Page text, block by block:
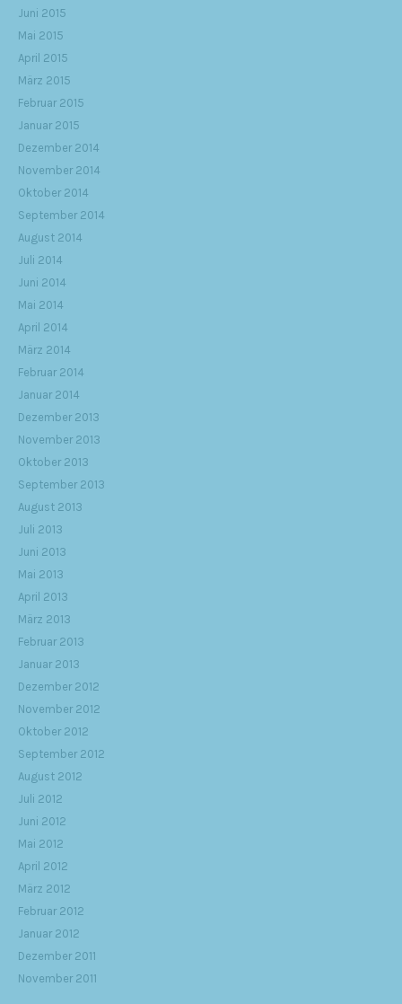
Juni 2015
Mai 2015
April 2015
März 2015
Februar 2015
Januar 2015
Dezember 2014
November 2014
Oktober 2014
September 2014
August 2014
Juli 2014
Juni 2014
Mai 2014
April 2014
März 2014
Februar 2014
Januar 2014
Dezember 2013
November 2013
Oktober 2013
September 2013
August 2013
Juli 2013
Juni 2013
Mai 2013
April 2013
März 2013
Februar 2013
Januar 2013
Dezember 2012
November 2012
Oktober 2012
September 2012
August 2012
Juli 2012
Juni 2012
Mai 2012
April 2012
März 2012
Februar 2012
Januar 2012
Dezember 2011
November 2011